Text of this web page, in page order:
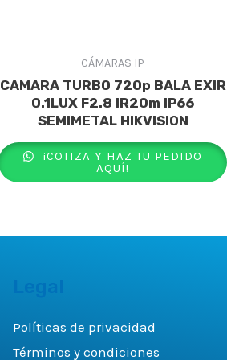
CÁMARAS IP
CAMARA TURBO 720p BALA EXIR
0.1LUX F2.8 IR20m IP66
SEMIMETAL HIKVISION
¡COTIZA Y HAZ TU PEDIDO
AQUÍ!
Políticas de privacidad
Términos y condiciones